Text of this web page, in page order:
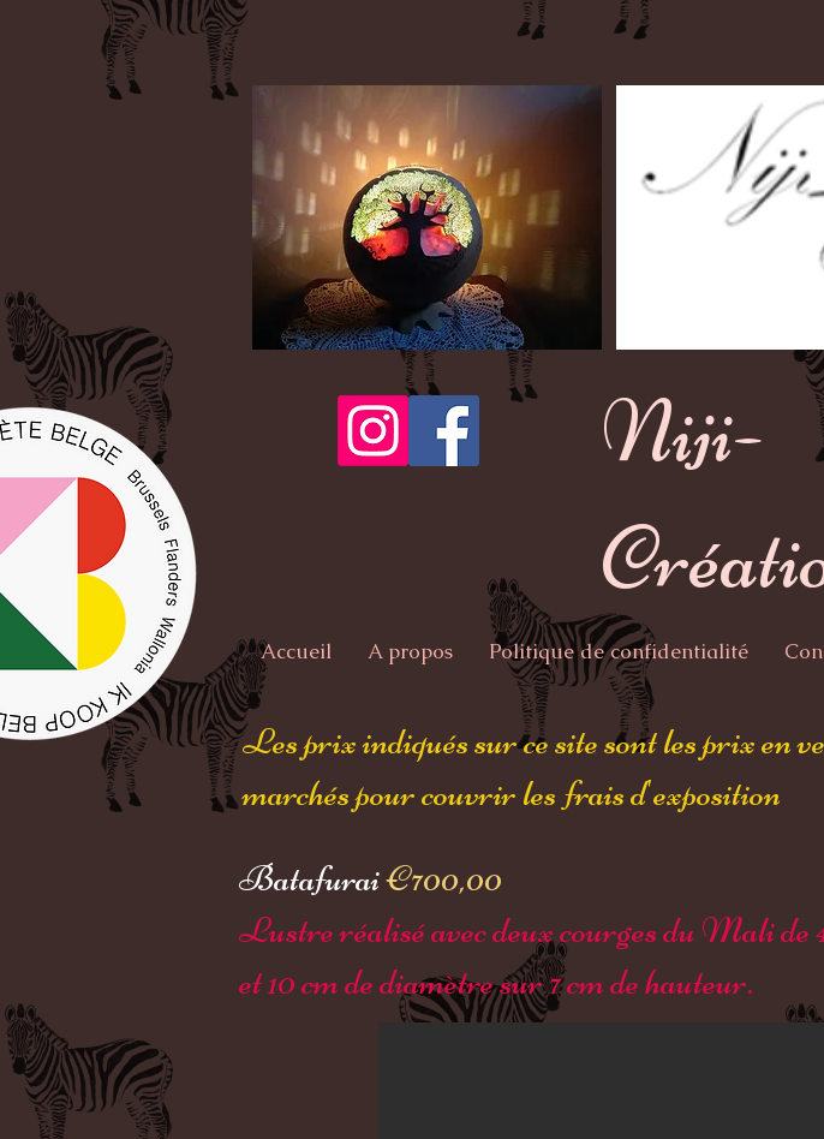
Niji-
Accueil A propos Politique de confidentialité
Les prix indiqués sur ce site sont les prix en
marchés pour couvrir les frais d'exposition
Batafurai€700,00
Lustre réalisé avec deux courges du Mali de
et 10 cm de diamètre sur 7 cm de hauteur.